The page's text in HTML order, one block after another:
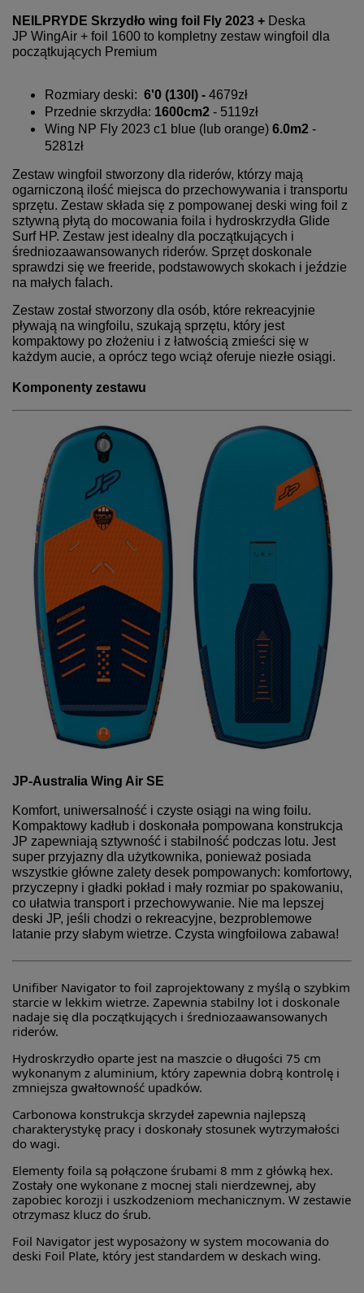
NEILPRYDE Skrzydło wing foil Fly 2023 + Deska
JP WingAir + foil 1600 to kompletny zestaw wingfoil dla
początkujących Premium
Rozmiary deski: 6'0 (130l) - 4679zł
Przednie skrzydła: 1600cm2 - 5119zł
Wing NP Fly 2023 c1 blue (lub orange) 6.0m2 -
5281zł
Zestaw wingfoil stworzony dla riderów, którzy mają
ogarniczoną ilość miejsca do przechowywania i transportu
sprzętu. Zestaw składa się z pompowanej deski wing foil z
sztywną płytą do mocowania foila i hydroskrzydła Glide
Surf HP. Zestaw jest idealny dla początkujących i
średniozaawansowanych riderów. Sprzęt doskonale
sprawdzi się we freeride, podstawowych skokach i jeździe
na małych falach.
Zestaw został stworzony dla osób, które rekreacyjnie
pływają na wingfoilu, szukają sprzętu, który jest
kompaktowy po złożeniu i z łatwością zmieści się w
każdym aucie, a oprócz tego wciąż oferuje niezłe osiągi.
Komponenty zestawu
JP-Australia Wing Air SE
Komfort, uniwersalność i czyste osiągi na wing foilu.
Kompaktowy kadłub i doskonała pompowana konstrukcja
JP zapewniają sztywność i stabilność podczas lotu. Jest
super przyjazny dla użytkownika, ponieważ posiada
wszystkie główne zalety desek pompowanych: komfortowy,
przyczepny i gładki pokład i mały rozmiar po spakowaniu,
co ułatwia transport i przechowywanie. Nie ma lepszej
deski JP, jeśli chodzi o rekreacyjne, bezproblemowe
latanie przy słabym wietrze. Czysta wingfoilowa zabawa!
Unifiber Navigator to foil zaprojektowany z myślą o szybkim
starcie w lekkim wietrze. Zapewnia stabilny lot i doskonale
nadaje się dla początkujących i średniozaawansowanych
riderów.
Hydroskrzydło oparte jest na maszcie o długości 75 cm
wykonanym z aluminium, który zapewnia dobrą kontrolę i
zmniejsza gwałtowność upadków.
Carbonowa konstrukcja skrzydeł zapewnia najlepszą
charakterystykę pracy i doskonały stosunek wytrzymałości
do wagi.
Elementy foila są połączone śrubami 8 mm z główką hex.
Zostały one wykonane z mocnej stali nierdzewnej, aby
zapobiec korozji i uszkodzeniom mechanicznym. W zestawie
otrzymasz klucz do śrub.
Foil Navigator jest wyposażony w system mocowania do
deski Foil Plate, który jest standardem w deskach wing.